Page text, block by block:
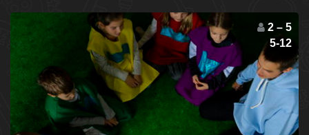
2 – 5
5-12